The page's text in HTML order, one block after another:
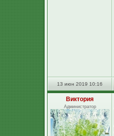
13 июн 2019 10:16
Виктория
Администратор